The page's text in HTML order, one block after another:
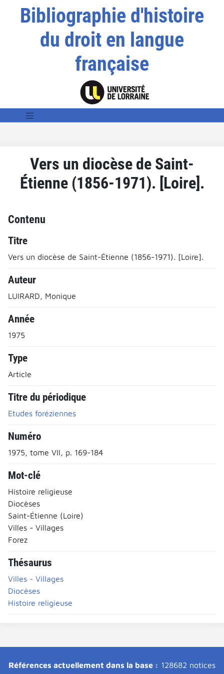
Bibliographie d'histoire
du droit en langue
française
Vers un diocèse de Saint-
Étienne (1856-1971). [Loire].
Contenu
Titre
Vers un diocèse de Saint-Étienne (1856-1971). [Loire].
Auteur
LUIRARD, Monique
Année
1975
Type
Article
Titre du périodique
Etudes foréziennes
Numéro
1975, tome VII, p. 169-184
Mot-clé
Histoire religieuse
Diocèses
Saint-Étienne (Loire)
Villes - Villages
Forez
Thésaurus
Villes - Villages
Diocèses
Histoire religieuse
Références actuellement dans la base : 128682 notices